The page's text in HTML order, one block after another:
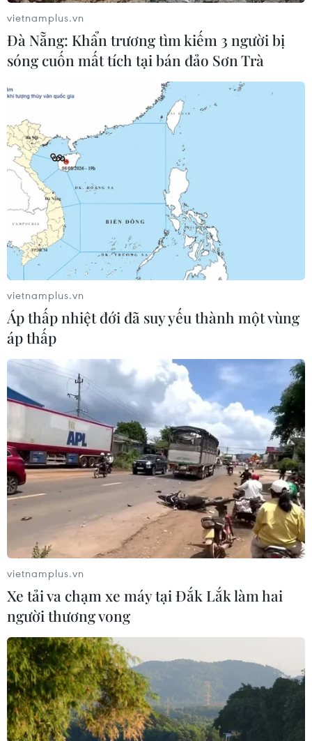
vietnamplus.vn
Đà Nẵng: Khẩn trương tìm kiếm 3 người bị
sóng cuốn mất tích tại bán đảo Sơn Trà
vietnamplus.vn
Áp thấp nhiệt đới đã suy yếu thành một vùng
áp thấp
vietnamplus.vn
Xe tải va chạm xe máy tại Đắk Lắk làm hai
người thương vong